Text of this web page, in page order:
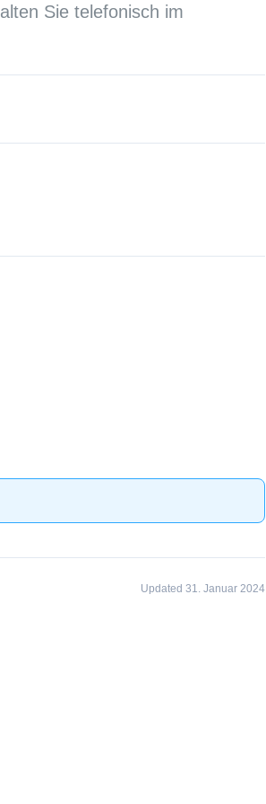
Sie telefonisch im
Updated 31. Januar 2024